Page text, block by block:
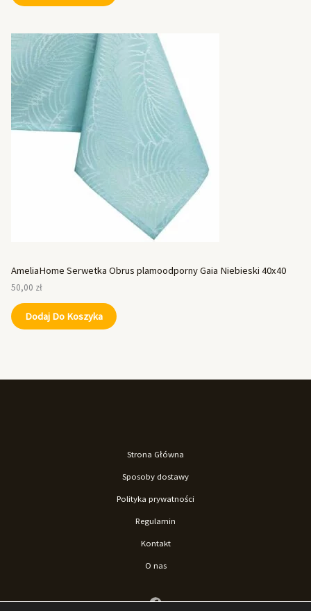
AmeliaHome Serwetka Obrus plamoodporny Gaia Niebieski 40x40
50,00 zł
Dodaj Do Koszyka
Strona Główna
Sposoby dostawy
Polityka prywatności
Regulamin
Kontakt
O nas